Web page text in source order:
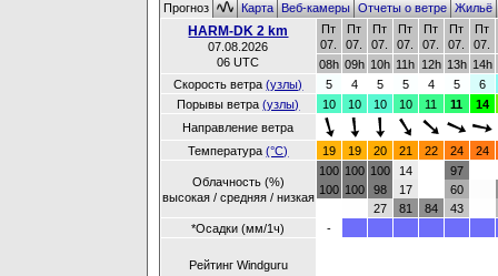
Прогноз КартаВеб-камерыОтчеты о ветреЖильё
HARM-DK 2 km
07.08.2026
06 UTC
Пт
07.
Пт
07.
Пт
07.
Пт
07.
Пт
07.
Пт
07.
Пт
07.
08h 09h 10h 11h 12h 13h 14h
Скорость ветра(узлы) 5 4 5 5 4 5
6
Порывы ветра(узлы) 10 10 10 10 11 11
14
Направление ветра
Температура(°C) 19 19 20 21 22 24 24
Облачность (%)
высокая / средняя / низкая
100
100
100
100
100
98
27
14
17
81
84
97
60
43
*Осадки (мм/1ч)
-
Рейтинг Windguru